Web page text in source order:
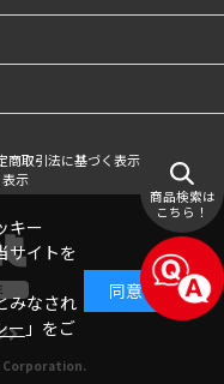
商取引法に基づく表示
示
Corporation.
商品検索は
こちら！
キー
サイトを
みなされ
ー 」をご
同意する